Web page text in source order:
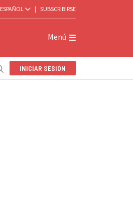
ESPAÑOL | SUBSCRIBIRSE
Menú
INICIAR SESIÓN